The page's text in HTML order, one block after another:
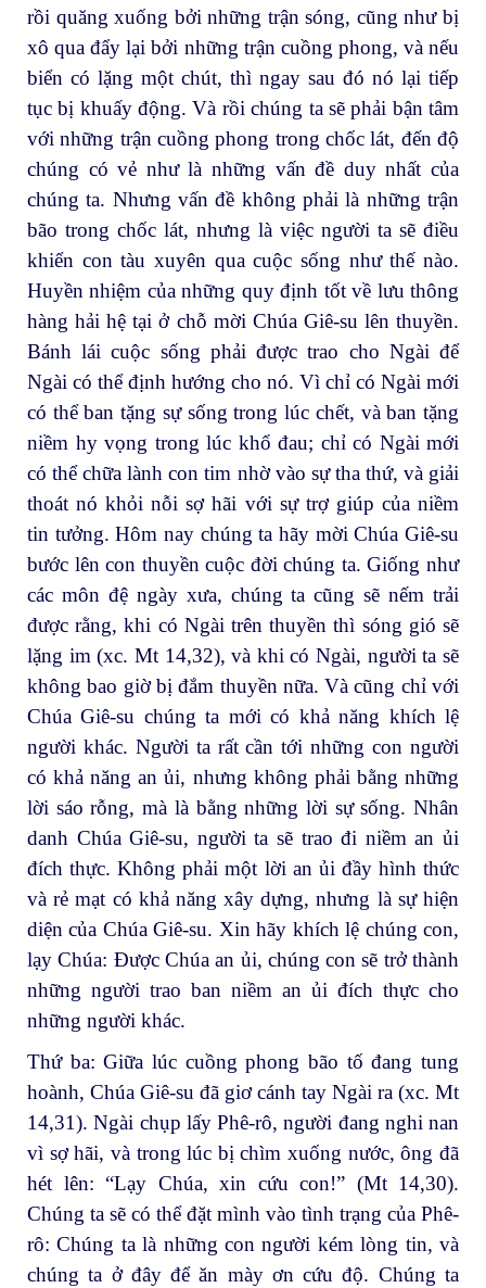
rồi quăng xuống bởi những trận sóng, cũng như bị
xô qua đẩy lại bởi những trận cuồng phong, và nếu
biển có lặng một chút, thì ngay sau đó nó lại tiếp
tục bị khuấy động. Và rồi chúng ta sẽ phải bận tâm
với những trận cuồng phong trong chốc lát, đến độ
chúng có vẻ như là những vấn đề duy nhất của
chúng ta. Nhưng vấn đề không phải là những trận
bão trong chốc lát, nhưng là việc người ta sẽ điều
khiển con tàu xuyên qua cuộc sống như thế nào.
Huyền nhiệm của những quy định tốt về lưu thông
hàng hải hệ tại ở chỗ mời Chúa Giê-su lên thuyền.
Bánh lái cuộc sống phải được trao cho Ngài để
Ngài có thể định hướng cho nó. Vì chỉ có Ngài mới
có thể ban tặng sự sống trong lúc chết, và ban tặng
niềm hy vọng trong lúc khổ đau; chỉ có Ngài mới
có thể chữa lành con tim nhờ vào sự tha thứ, và giải
thoát nó khỏi nỗi sợ hãi với sự trợ giúp của niềm
tin tưởng. Hôm nay chúng ta hãy mời Chúa Giê-su
bước lên con thuyền cuộc đời chúng ta. Giống như
các môn đệ ngày xưa, chúng ta cũng sẽ nếm trải
được rằng, khi có Ngài trên thuyền thì sóng gió sẽ
lặng im (xc. Mt 14,32), và khi có Ngài, người ta sẽ
không bao giờ bị đắm thuyền nữa. Và cũng chỉ với
Chúa Giê-su chúng ta mới có khả năng khích lệ
người khác. Người ta rất cần tới những con người
có khả năng an ủi, nhưng không phải bằng những
lời sáo rỗng, mà là bằng những lời sự sống. Nhân
danh Chúa Giê-su, người ta sẽ trao đi niềm an ủi
đích thực. Không phải một lời an ủi đầy hình thức
và rẻ mạt có khả năng xây dựng, nhưng là sự hiện
diện của Chúa Giê-su. Xin hãy khích lệ chúng con,
lạy Chúa: Được Chúa an ủi, chúng con sẽ trở thành
những người trao ban niềm an ủi đích thực cho
những người khác.
Thứ ba: Giữa lúc cuồng phong bão tố đang tung
hoành, Chúa Giê-su đã giơ cánh tay Ngài ra (xc. Mt
14,31). Ngài chụp lấy Phê-rô, người đang nghi nan
vì sợ hãi, và trong lúc bị chìm xuống nước, ông đã
hét lên: “Lạy Chúa, xin cứu con!” (Mt 14,30).
Chúng ta sẽ có thể đặt mình vào tình trạng của Phê-
rô: Chúng ta là những con người kém lòng tin, và
chúng ta ở đây để ăn mày ơn cứu độ. Chúng ta